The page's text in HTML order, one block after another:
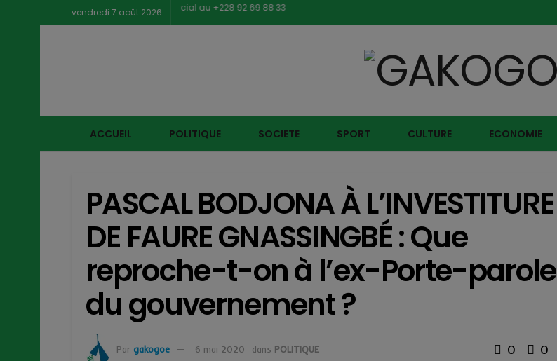
vendredi 7 août 2026
ACCUEIL POLITIQUE SOCIETE SPORT CULTURE ECONOMIE
PASCAL BODJONA À L’INVESTITURE
DE FAURE GNASSINGBÉ : Que
reproche-t-on à l’ex-Porte-parole
du gouvernement ?
Par gakogoe 6 mai 2020 dans POLITIQUE 0 0